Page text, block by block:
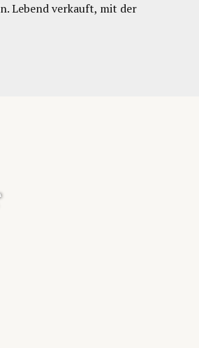
Lebend verkauft, mit der